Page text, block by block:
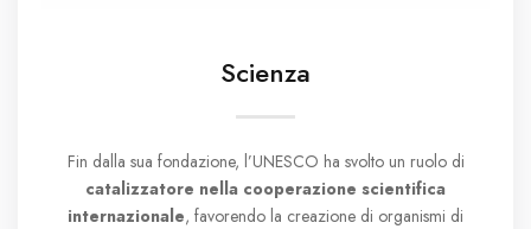
Scienza
Fin dalla sua fondazione, l’UNESCO ha svolto un ruolo di
catalizzatore nella cooperazione scientifica
internazionale, favorendo la creazione di organismi di